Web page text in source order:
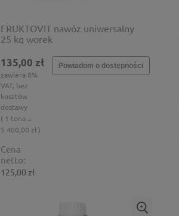
FRUKTOVIT nawóz uniwersalny
25 kg worek
135,00 zł
zawiera 8%
VAT, bez
kosztów
dostawy
( 1 tona =
5 400,00 zł )
Cena
netto:
125,00 zł
Powiadom o dostępności